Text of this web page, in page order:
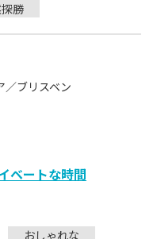
勝
／ブリスベン
ベートな時間
おしゃれな